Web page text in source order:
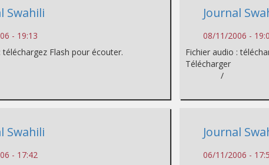
Swahili
- 19:13
téléchargez Flash pour écouter.
Journal
08/11/2006 -
Fichier audio :
Télécharger
/
Swahili
- 17:42
Journal
06/11/2006 -